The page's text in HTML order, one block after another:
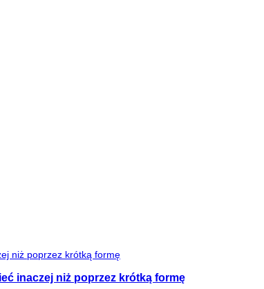
inaczej niż poprzez krótką formę